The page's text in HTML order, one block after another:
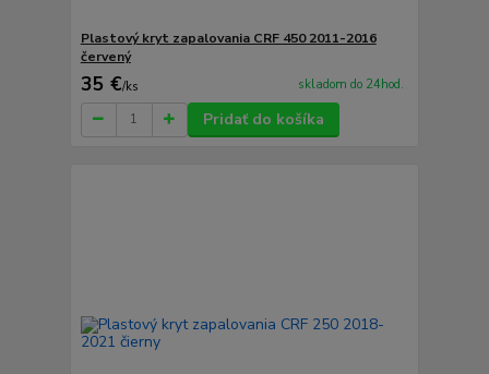
Plastový kryt zapalovania CRF 450 2011-2016
červený
35 €/ks skladom do 24hod.
Pridať do košíka